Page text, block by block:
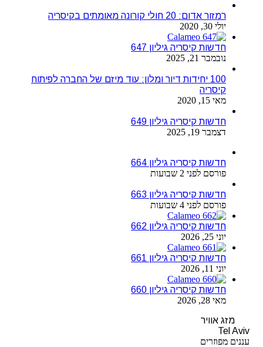
רמזור אדום: 20 חולי קורונה מאומתים בקיסריה
יולי 30, 2020
חדשות קיסריה גיליון 647
נובמבר 21, 2025
100 יחידות דיור ומלון: עוד מיזם של החברה לפיתוח
קיסריה
מאי 15, 2020
חדשות קיסריה גיליון 649
דצמבר 19, 2025
חדשות קיסריה גיליון 664
פורסם לפני 2 שבועות
חדשות קיסריה גיליון 663
פורסם לפני 4 שבועות
חדשות קיסריה גיליון 662
יוני 25, 2026
חדשות קיסריה גיליון 661
יוני 11, 2026
חדשות קיסריה גיליון 660
מאי 28, 2026
מזג אוויר
Tel Aviv
עננים מפוזרים